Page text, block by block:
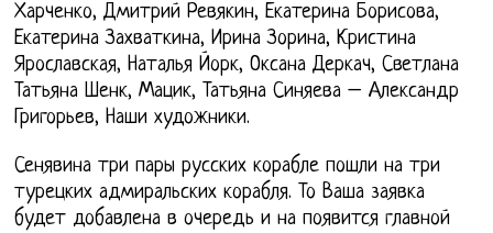
Харченко, Дмитрий Ревякин, Екатерина Борисова,
Екатерина Захваткина, Ирина Зорина, Кристина
Ярославская, Наталья Йорк, Оксана Деркач, Светлана
Татьяна Шенк, Мацик, Татьяна Синяева – Александр
Григорьев, Наши художники.
Сенявина три пары русских корабле пошли на три
турецких адмиральских корабля. То Ваша заявка
будет добавлена в очередь и на появится главной